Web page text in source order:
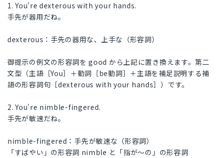
1. You're dexterous with your hands.
手先が器用だね。
dexterous：手先の器用な、上手な（形容詞）
御提示の例文の形容詞を good から上記に置き換えます。第二
文型（主語［You］＋動詞［be動詞］＋主語を補足説明する補
語の形容詞句［dexterous with your hands］）です。
2. You're nimble-fingered.
手先が敏速だね。
nimble-fingered：手先が敏速な（形容詞）
「すばやい」の形容詞 nimble と「指が～の」の形容詞